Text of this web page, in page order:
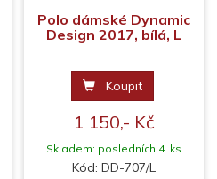
Polo dámské Dynamic
Design 2017, bílá, L
Koupit
1 150,- Kč
Skladem: posledních 4 ks
Kód: DD-707/L